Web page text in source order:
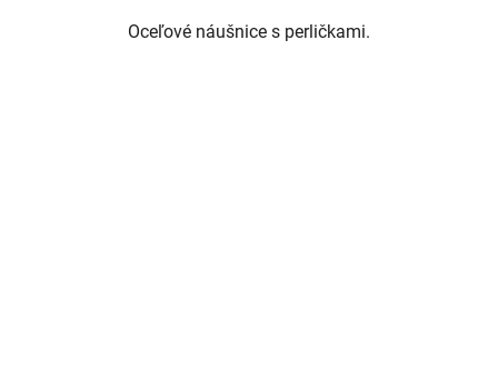
Oceľové náušnice s perličkami.